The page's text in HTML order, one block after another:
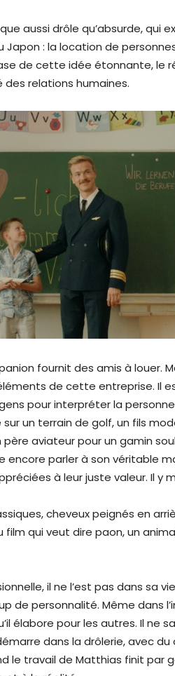
aussi drôle qu’absurde, qui
: la location de
de cette idée étonnante, le
relations humaines.
fournit des amis à louer.
de cette entreprise. Il
pour interpréter la
un terrain de golf, un fils
aviateur pour un gamin
encore parler à son véritable
à leur juste valeur. Il y
cheveux peignés en
qui veut dire paon, un
il ne l’est pas dans sa
de personnalité. Même dans
élabore pour les autres. Il ne
dans la drôlerie, avec
le travail de Matthias finit par